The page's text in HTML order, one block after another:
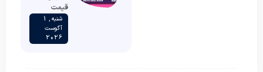
قیمت
شنبه , 1
آگوست
2026